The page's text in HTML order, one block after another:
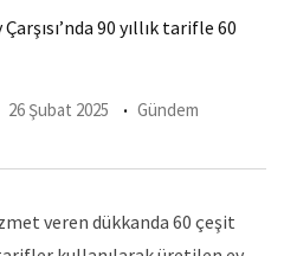
Çarşısı’nda 90 yıllık tarifle 60
26 Şubat 2025 Gündem
veren dükkanda 60 çeşit